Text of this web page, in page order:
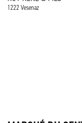
1222 Vesenaz